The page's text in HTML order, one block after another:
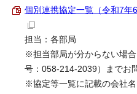
個別連携協定一覧（令和7年
担当：各部局
※担当部局が分からない場
号：058-214-2039）までお
※協定等一覧に記載の会社